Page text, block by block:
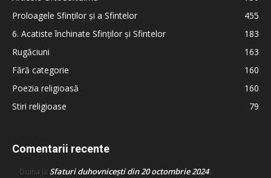
Proloagele Sfinților și a Sfintelor
455
6. Acatiste închinate Sfinților și Sfintelor
183
Rugăciuni
163
Fără categorie
160
Poezia religioasă
160
Stiri religioase
79
Comentarii recente
Doina la Sfaturi duhovnicești din 20 octombrie 2024